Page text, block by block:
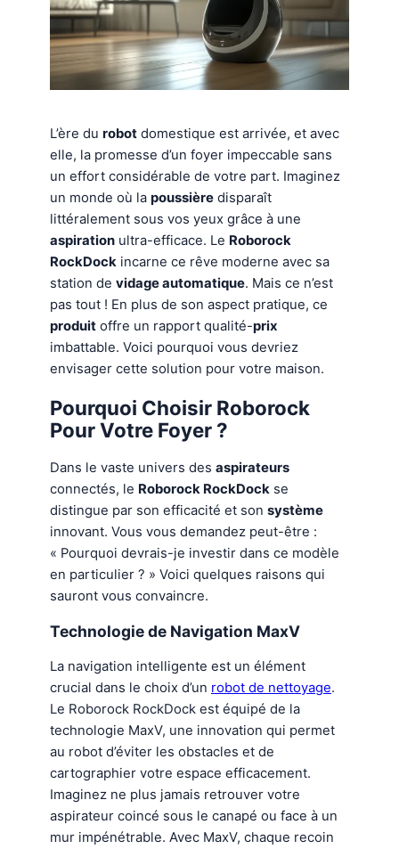
L’ère du robot domestique est arrivée, et avec
elle, la promesse d’un foyer impeccable sans
un effort considérable de votre part. Imaginez
un monde où la poussière disparaît
littéralement sous vos yeux grâce à une
aspiration ultra-efficace. Le Roborock
RockDock incarne ce rêve moderne avec sa
station de vidage automatique. Mais ce n’est
pas tout ! En plus de son aspect pratique, ce
produit offre un rapport qualité-prix
imbattable. Voici pourquoi vous devriez
envisager cette solution pour votre maison.
Pourquoi Choisir Roborock
Pour Votre Foyer ?
Dans le vaste univers des aspirateurs
connectés, le Roborock RockDock se
distingue par son efficacité et son système
innovant. Vous vous demandez peut-être :
« Pourquoi devrais-je investir dans ce modèle
en particulier ? » Voici quelques raisons qui
sauront vous convaincre.
Technologie de Navigation MaxV
La navigation intelligente est un élément
crucial dans le choix d’un robot de nettoyage.
Le Roborock RockDock est équipé de la
technologie MaxV, une innovation qui permet
au robot d’éviter les obstacles et de
cartographier votre espace efficacement.
Imaginez ne plus jamais retrouver votre
aspirateur coincé sous le canapé ou face à un
mur impénétrable. Avec MaxV, chaque recoin